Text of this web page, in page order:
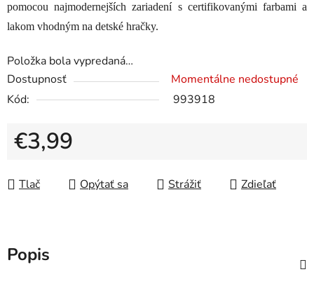
pomocou najmodernejších zariadení s certifikovanými farbami a
lakom vhodným na detské hračky.
Položka bola vypredaná…
Dostupnosť
Momentálne nedostupné
Kód:
993918
€3,99
Tlač
Opýtať sa Strážiť Zdieľať
Popis